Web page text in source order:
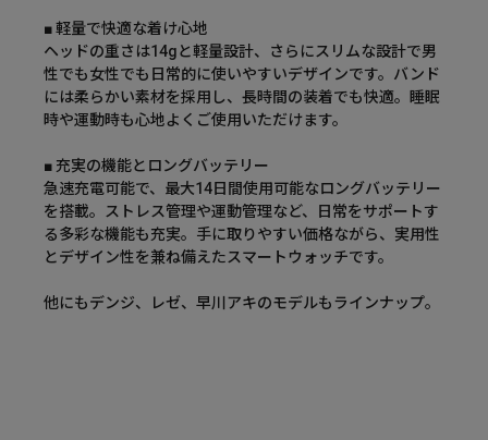
■ 軽量で快適な着け心地
ヘッドの重さは14gと軽量設計、さらにスリムな設計で男
性でも女性でも日常的に使いやすいデザインです。バンド
には柔らかい素材を採用し、長時間の装着でも快適。睡眠
時や運動時も心地よくご使用いただけます。
■ 充実の機能とロングバッテリー
急速充電可能で、最大14日間使用可能なロングバッテリー
を搭載。ストレス管理や運動管理など、日常をサポートす
る多彩な機能も充実。手に取りやすい価格ながら、実用性
とデザイン性を兼ね備えたスマートウォッチです。
他にもデンジ、レゼ、早川アキのモデルもラインナップ。